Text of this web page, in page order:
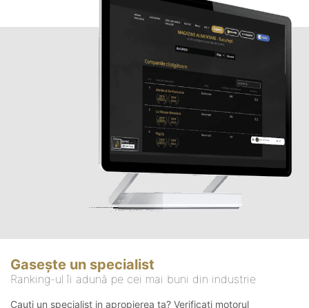
Gasește un specialist
Ranking-ul îi adună pe cei mai buni din industrie
Cauți un specialist in apropierea ta? Verificați motorul